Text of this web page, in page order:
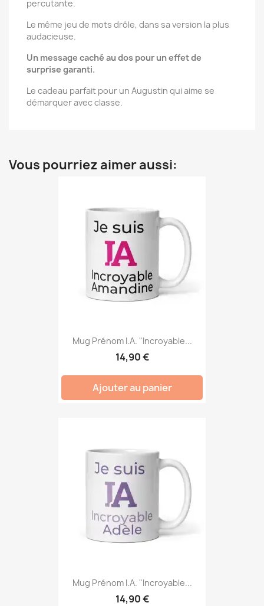
percutante.
Le même jeu de mots drôle, dans sa version la plus
audacieuse.
Un message caché au dos pour un effet de
surprise garanti.
Le cadeau parfait pour un Augustin qui aime se
démarquer avec classe.
Vous pourriez aimer aussi:
Mug Prénom I.A. "Incroyable...
14,90 €
Ajouter au panier
Mug Prénom I.A. "Incroyable...
14,90 €